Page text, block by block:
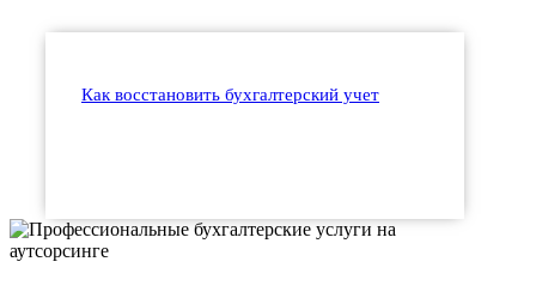
Как восстановить бухгалтерский учет